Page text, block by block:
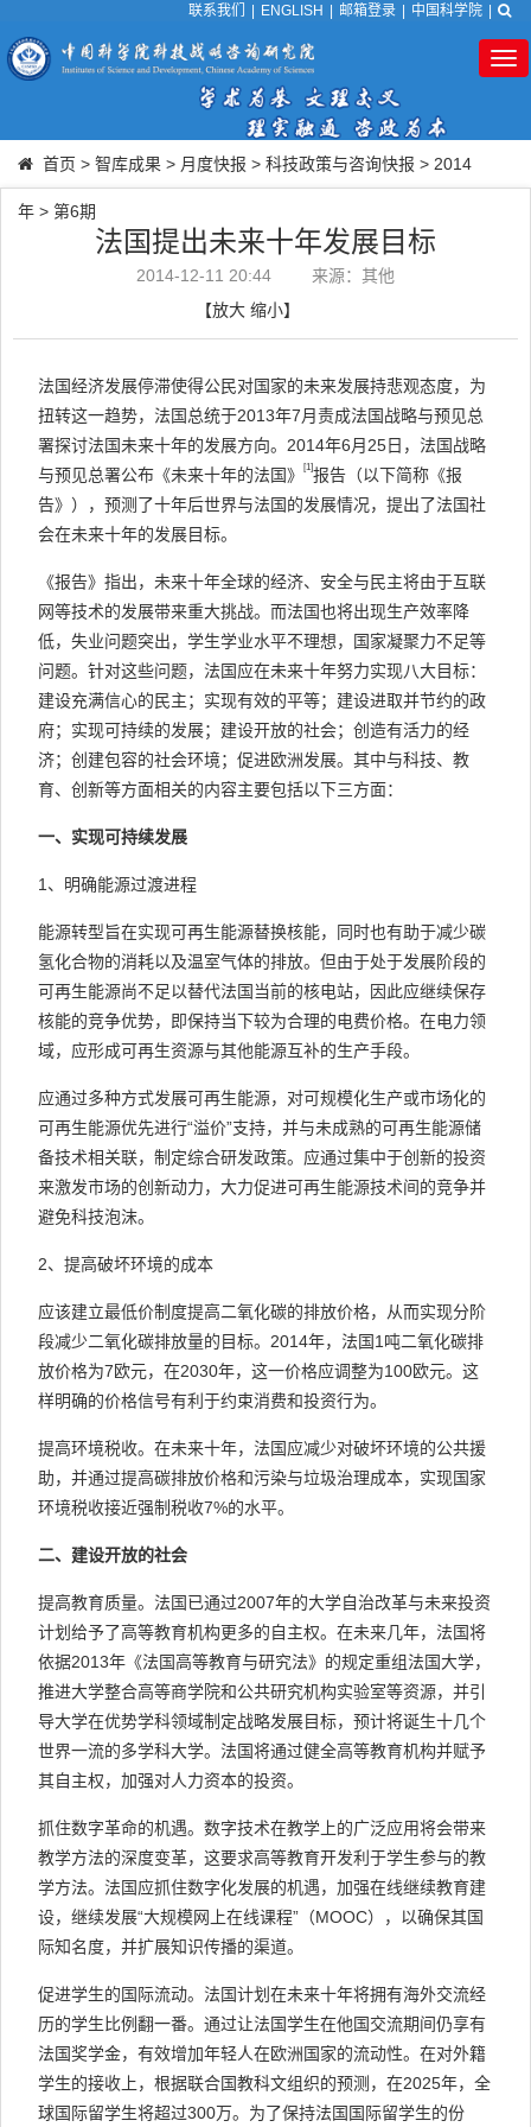
联系我们 ENGLISH 邮箱登录 中国科学院
首页 > 智库成果 > 月度快报 > 科技政策与咨询快报 > 2014
年 > 第6期
法国提出未来十年发展目标
2014-12-11 20:44
来源：其他
【放大 缩小】
法国经济发展停滞使得公民对国家的未来发展持悲观态度，为
扭转这一趋势，法国总统于2013年7月责成法国战略与预见总
署探讨法国未来十年的发展方向。2014年6月25日，法国战略
与预见总署公布《未来十年的法国》[1]报告（以下简称《报
告》），预测了十年后世界与法国的发展情况，提出了法国社
会在未来十年的发展目标。
《报告》指出，未来十年全球的经济、安全与民主将由于互联
网等技术的发展带来重大挑战。而法国也将出现生产效率降
低，失业问题突出，学生学业水平不理想，国家凝聚力不足等
问题。针对这些问题，法国应在未来十年努力实现八大目标：
建设充满信心的民主；实现有效的平等；建设进取并节约的政
府；实现可持续的发展；建设开放的社会；创造有活力的经
济；创建包容的社会环境；促进欧洲发展。其中与科技、教
育、创新等方面相关的内容主要包括以下三方面：
一、 实现可持续发展
1、明确能源过渡进程
能源转型旨在实现可再生能源替换核能，同时也有助于减少碳
氢化合物的消耗以及温室气体的排放。但由于处于发展阶段的
可再生能源尚不足以替代法国当前的核电站，因此应继续保存
核能的竞争优势，即保持当下较为合理的电费价格。在电力领
域，应形成可再生资源与其他能源互补的生产手段。
应通过多种方式发展可再生能源，对可规模化生产或市场化的
可再生能源优先进行“溢价”支持，并与未成熟的可再生能源储
备技术相关联，制定综合研发政策。应通过集中于创新的投资
来激发市场的创新动力，大力促进可再生能源技术间的竞争并
避免科技泡沫。
2、提高破坏环境的成本
应该建立最低价制度提高二氧化碳的排放价格，从而实现分阶
段减少二氧化碳排放量的目标。2014年，法国1吨二氧化碳排
放价格为7欧元，在2030年，这一价格应调整为100欧元。这
样明确的价格信号有利于约束消费和投资行为。
提高环境税收。在未来十年，法国应减少对破坏环境的公共援
助，并通过提高碳排放价格和污染与垃圾治理成本，实现国家
环境税收接近强制税收7%的水平。
二、建设开放的社会
提高教育质量。法国已通过2007年的大学自治改革与未来投资
计划给予了高等教育机构更多的自主权。在未来几年，法国将
依据2013年《法国高等教育与研究法》的规定重组法国大学，
推进大学整合高等商学院和公共研究机构实验室等资源，并引
导大学在优势学科领域制定战略发展目标，预计将诞生十几个
世界一流的多学科大学。法国将通过健全高等教育机构并赋予
其自主权，加强对人力资本的投资。
抓住数字革命的机遇。数字技术在教学上的广泛应用将会带来
教学方法的深度变革，这要求高等教育开发利于学生参与的教
学方法。法国应抓住数字化发展的机遇，加强在线继续教育建
设，继续发展“大规模网上在线课程”（MOOC），以确保其国
际知名度，并扩展知识传播的渠道。
促进学生的国际流动。法国计划在未来十年将拥有海外交流经
历的学生比例翻一番。通过让法国学生在他国交流期间仍享有
法国奖学金，有效增加年轻人在欧洲国家的流动性。在对外籍
学生的接收上，根据联合国教科文组织的预测，在2025年，全
球国际留学生将超过300万。为了保持法国国际留学生的份